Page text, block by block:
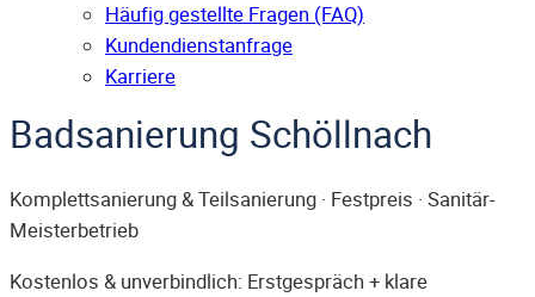
Häufig gestellte Fragen (FAQ)
Kunden­dienst­anfrage
Karriere
Badsanierung Schöllnach
Komplettsanierung & Teilsanierung · Festpreis · Sanitär-
Meisterbetrieb
Kostenlos & unverbindlich: Erstgespräch + klare